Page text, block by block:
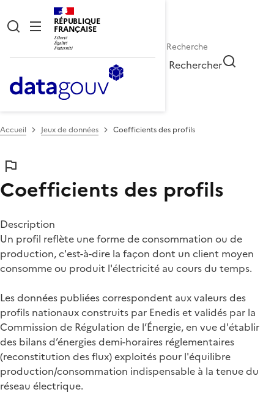
RÉPUBLIQUE
FRANÇAISE
Rechercher
Accueil Jeux de données Coefficients des profils
Coefficients des profils
Description
Un profil reflète une forme de consommation ou de
production, c'est-à-dire la façon dont un client moyen
consomme ou produit l'électricité au cours du temps.
Les données publiées correspondent aux valeurs des
profils nationaux construits par Enedis et validés par la
Commission de Régulation de l’Énergie, en vue d'établir
des bilans d’énergies demi-horaires réglementaires
(reconstitution des flux) exploités pour l'équilibre
production/consommation indispensable à la tenue du
réseau électrique.